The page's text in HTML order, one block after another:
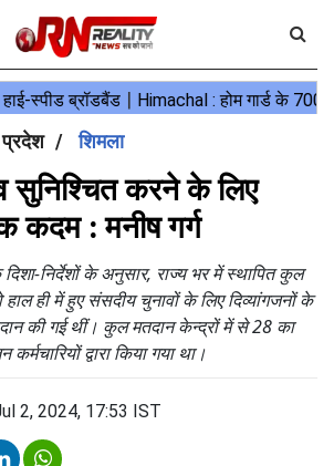
प्रदेश शिमला
सुनिश्चित करने के लिए
कदम : मनीष गर्ग
निर्देशों के अनुसार, राज्य भर में स्थापित कुल
ही में हुए संसदीय चुनावों के लिए दिव्यांगजनों के
की गई थीं। कुल मतदान केन्द्रों में से 28 का
द्वारा किया गया था।
2, 2024, 17:53 IST